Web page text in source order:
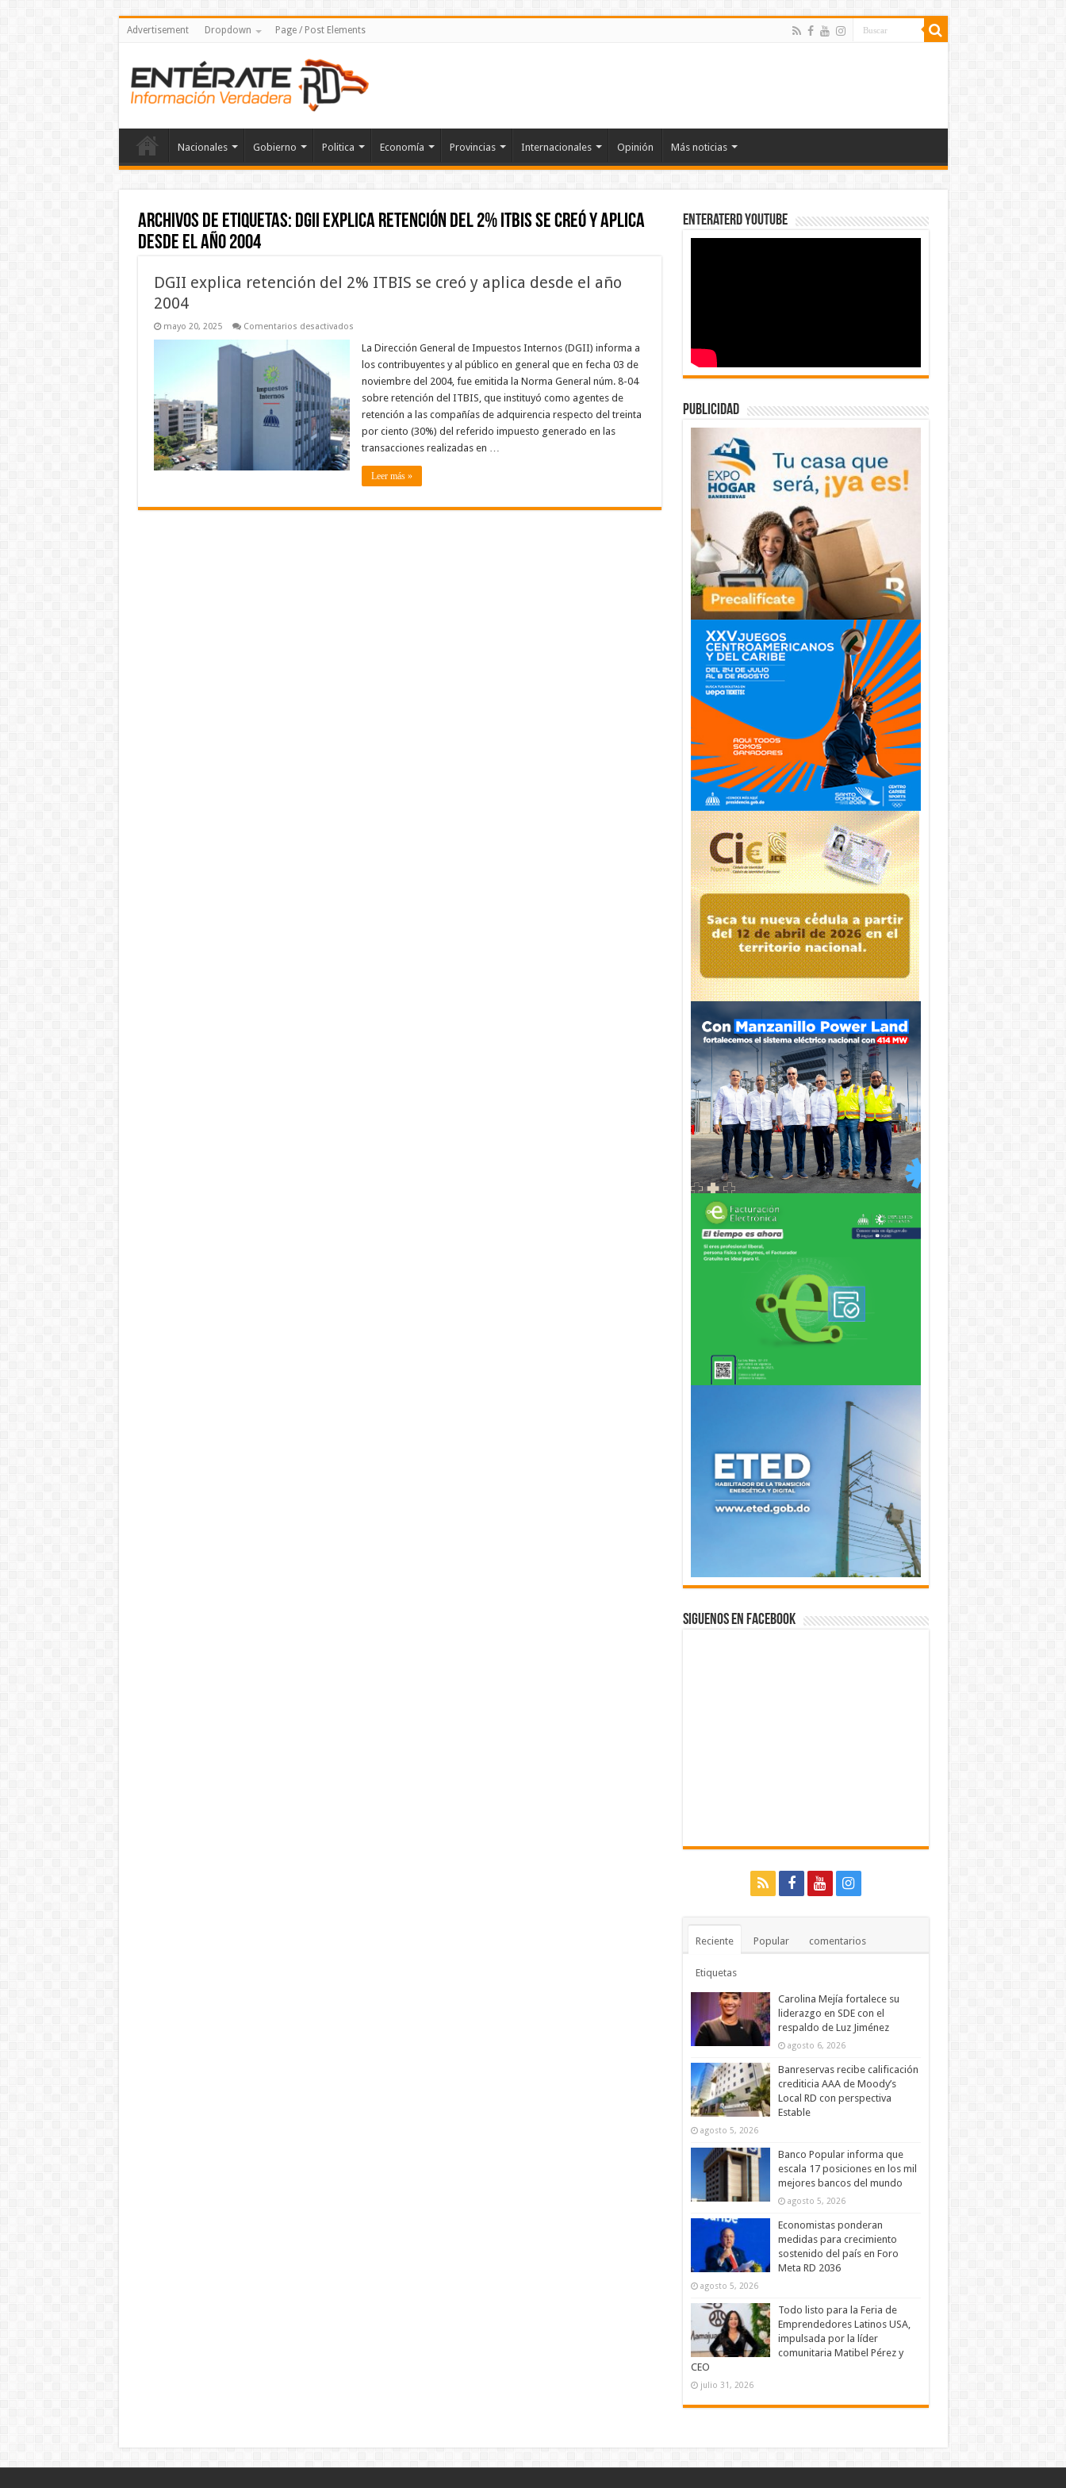
Advertisement Dropdown Page / Post Elements
Nacionales Gobierno Politica Economía Provincias Internacionales Opinión Más noticias
Archivos de etiquetas: DGII explica retención del 2% ITBIS se creó y aplica
desde el año 2004
DGII explica retención del 2% ITBIS se creó y aplica desde el año
2004
mayo 20, 2025 Comentarios desactivadosen
explica
del
2%
ITBIS
aplica
desde
2004
La Dirección General de Impuestos Internos (DGII) informa a
los contribuyentes y al público en general que en fecha 03 de
noviembre del 2004, fue emitida la Norma General núm. 8-04
sobre retención del ITBIS, que instituyó como agentes de
retención a las compañías de adquirencia respecto del treinta
por ciento (30%) del referido impuesto generado en las
transacciones realizadas en …
Leer más »
EnterateRD YOUTUBE
publicidad
Siguenos en Facebook
Reciente Popular comentarios
Etiquetas
Carolina Mejía fortalece su
liderazgo en SDE con el
respaldo de Luz Jiménez
agosto 6, 2026
Banreservas recibe calificación
crediticia AAA de Moody’s
Local RD con perspectiva
Estable
agosto 5, 2026
Banco Popular informa que
escala 17 posiciones en los mil
mejores bancos del mundo
agosto 5, 2026
Economistas ponderan
medidas para crecimiento
sostenido del país en Foro
Meta RD 2036
agosto 5, 2026
Todo listo para la Feria de
Emprendedores Latinos USA,
impulsada por la líder
comunitaria Matibel Pérez y
CEO
julio 31, 2026